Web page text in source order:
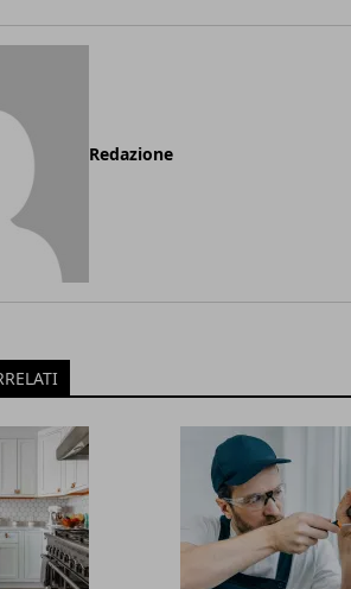
Redazione